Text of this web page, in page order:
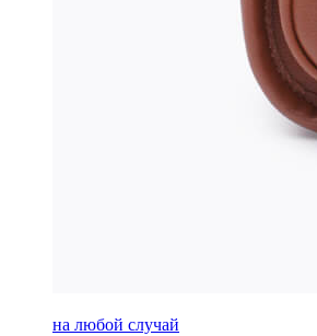
на любой случай